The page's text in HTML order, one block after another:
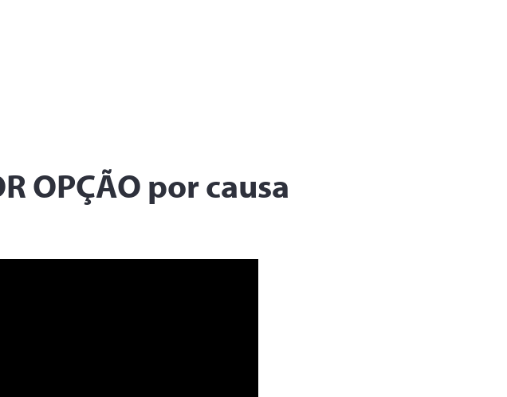
OPÇÃO por causa